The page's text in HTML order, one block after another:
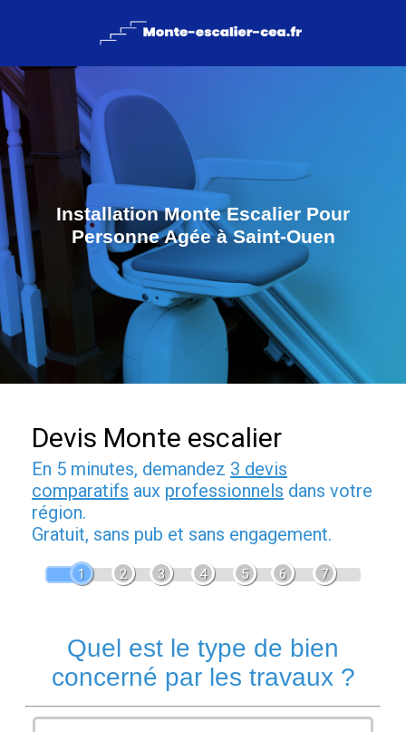
Installation Monte Escalier Pour
Personne Agée à Saint-Ouen
Devis Monte escalier
En 5 minutes, demandez 3 devis
comparatifs aux professionnels dans votre
région.
Gratuit, sans pub et sans engagement.
1 2 3 4 5 6 7
Quel est le type de bien
concerné par les travaux ?